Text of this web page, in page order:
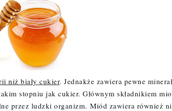
niż biały cukier. Jednakże zawiera pewne
stopniu jak cukier. Głównym składnikiem
przez ludzki organizm. Miód zawiera również